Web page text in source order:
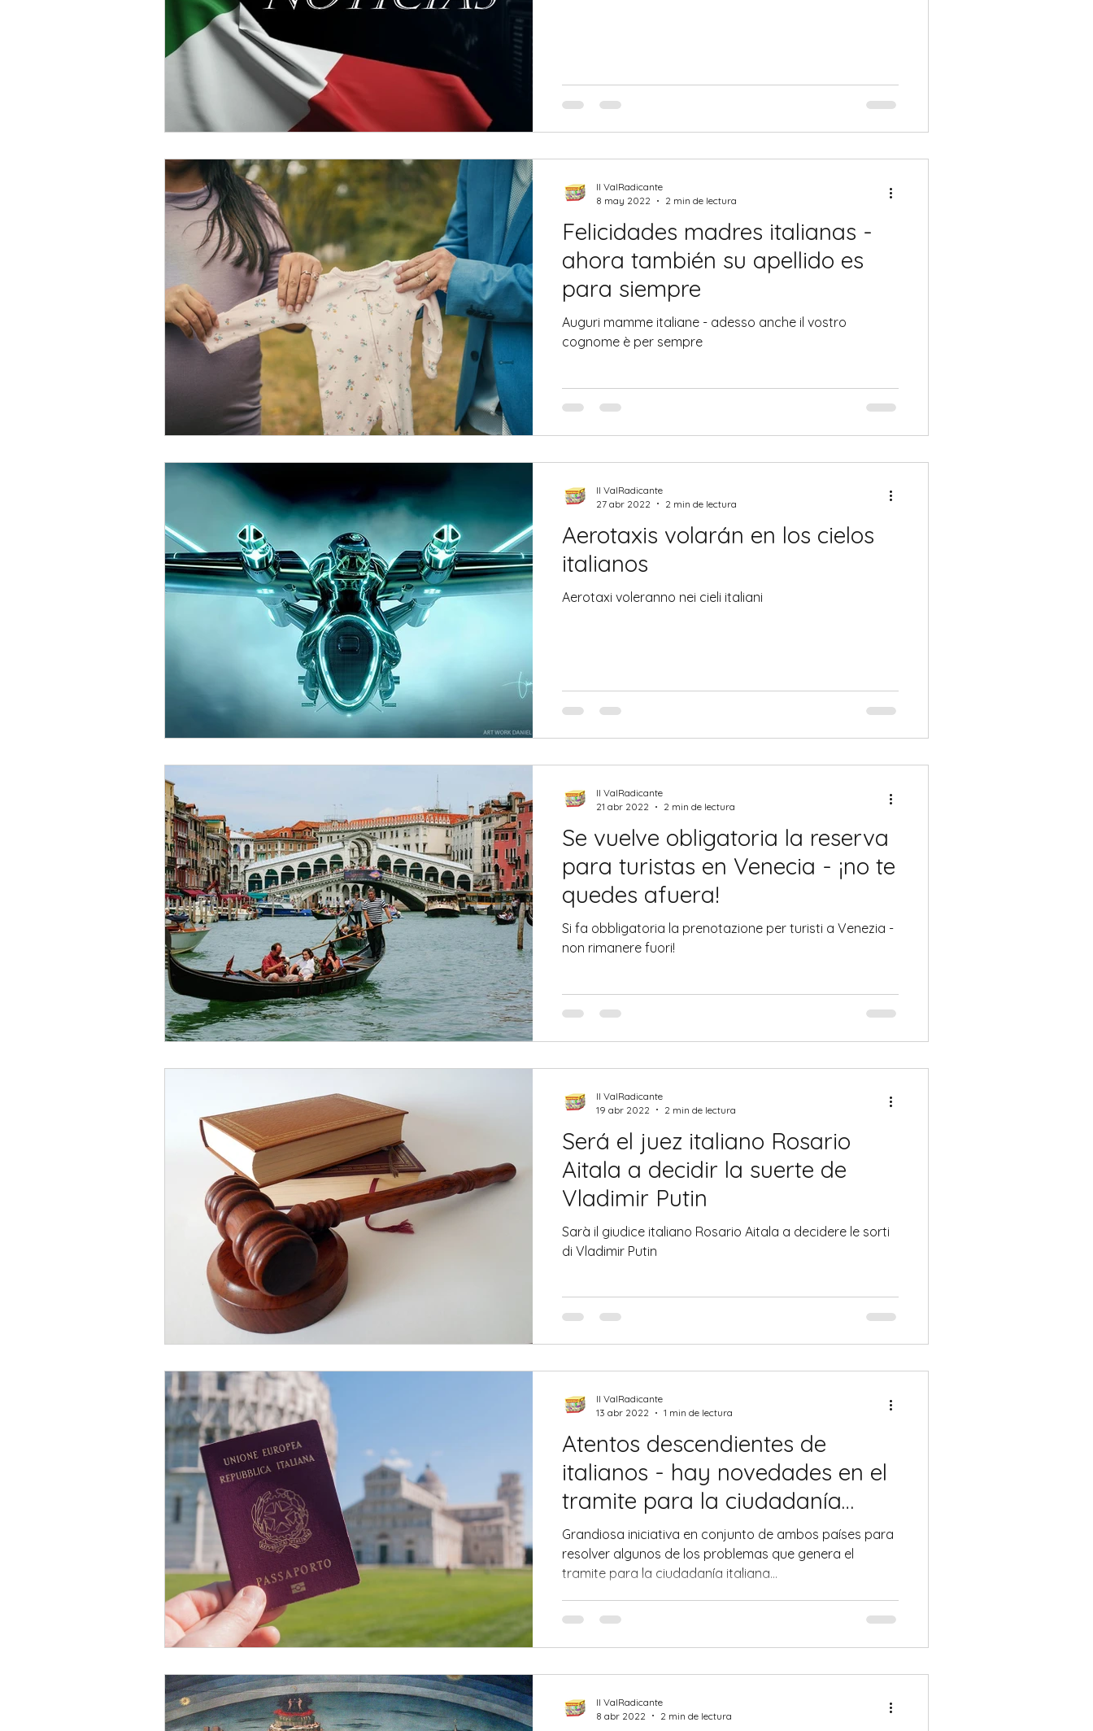
Felicidades madres italianas -
ahora también su apellido es
para siempre
Auguri mamme italiane - adesso anche il vostro
cognome è per sempre
Il ValRadicante
8 may 2022
2 min de lectura
Aerotaxis volarán en los cielos
italianos
Aerotaxi voleranno nei cieli italiani
Il ValRadicante
27 abr 2022
2 min de lectura
Se vuelve obligatoria la reserva
para turistas en Venecia - ¡no te
quedes afuera!
Si fa obbligatoria la prenotazione per turisti a Venezia -
non rimanere fuori!
Il ValRadicante
21 abr 2022
2 min de lectura
Será el juez italiano Rosario
Aitala a decidir la suerte de
Vladimir Putin
Sarà il giudice italiano Rosario Aitala a decidere le sorti
di Vladimir Putin
Il ValRadicante
19 abr 2022
2 min de lectura
Atentos descendientes de
italianos - hay novedades en el
tramite para la ciudadanía
italiana
Grandiosa iniciativa en conjunto de ambos países para
resolver algunos de los problemas que genera el
tramite para la ciudadanía italiana...
Il ValRadicante
13 abr 2022
1 min de lectura
Il ValRadicante
8 abr 2022
2 min de lectura